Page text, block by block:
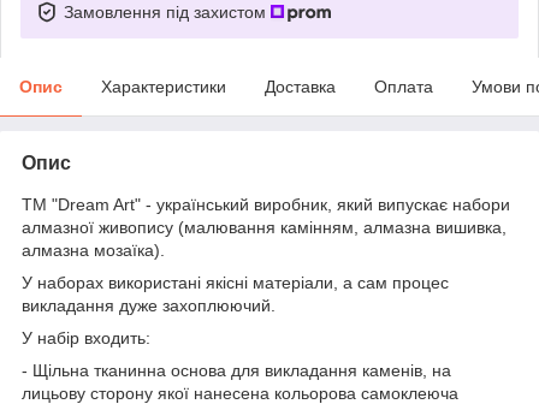
Замовлення під захистом
Опис Характеристики Доставка Оплата Умови
Опис
ТМ "Dream Art" - український виробник, який випускає набори
алмазної живопису (малювання камінням, алмазна вишивка,
алмазна мозаїка).
У наборах використані якісні матеріали, а сам процес
викладання дуже захоплюючий.
У набір входить:
- Щільна тканинна основа для викладання каменів, на
лицьову сторону якої нанесена кольорова самоклеюча